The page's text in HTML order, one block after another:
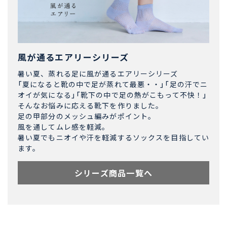
風が通るエアリーシリーズ
暑い夏、蒸れる足に風が通るエアリーシリーズ
「夏になると靴の中で足が蒸れて最悪・・」「足の汗でニ
オイが気になる」「靴下の中で足の熱がこもって不快！」
そんなお悩みに応える靴下を作りました。
足の甲部分のメッシュ編みがポイント。
風を通してムレ感を軽減。
暑い夏でもニオイや汗を軽減するソックスを目指してい
ます。
シリーズ商品一覧へ